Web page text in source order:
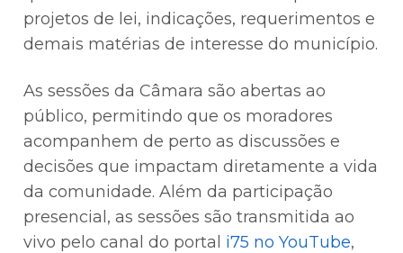
projetos de lei, indicações, requerimentos e
demais matérias de interesse do município.
As sessões da Câmara são abertas ao
público, permitindo que os moradores
acompanhem de perto as discussões e
decisões que impactam diretamente a vida
da comunidade. Além da participação
presencial, as sessões são transmitida ao
vivo pelo canal do portal i75 no YouTube,